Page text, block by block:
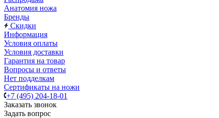
Анатомия ножа
Бренды
Скидки
Информация
Условия оплаты
Условия доставки
Гарантия на товар
Вопросы и ответы
Нет подделкам
Сертификаты на ножи
+7 (495) 204-18-01
Заказать звонок
Задать вопрос